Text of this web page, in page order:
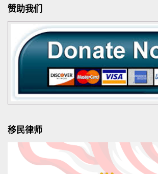
赞助我们
移民律师